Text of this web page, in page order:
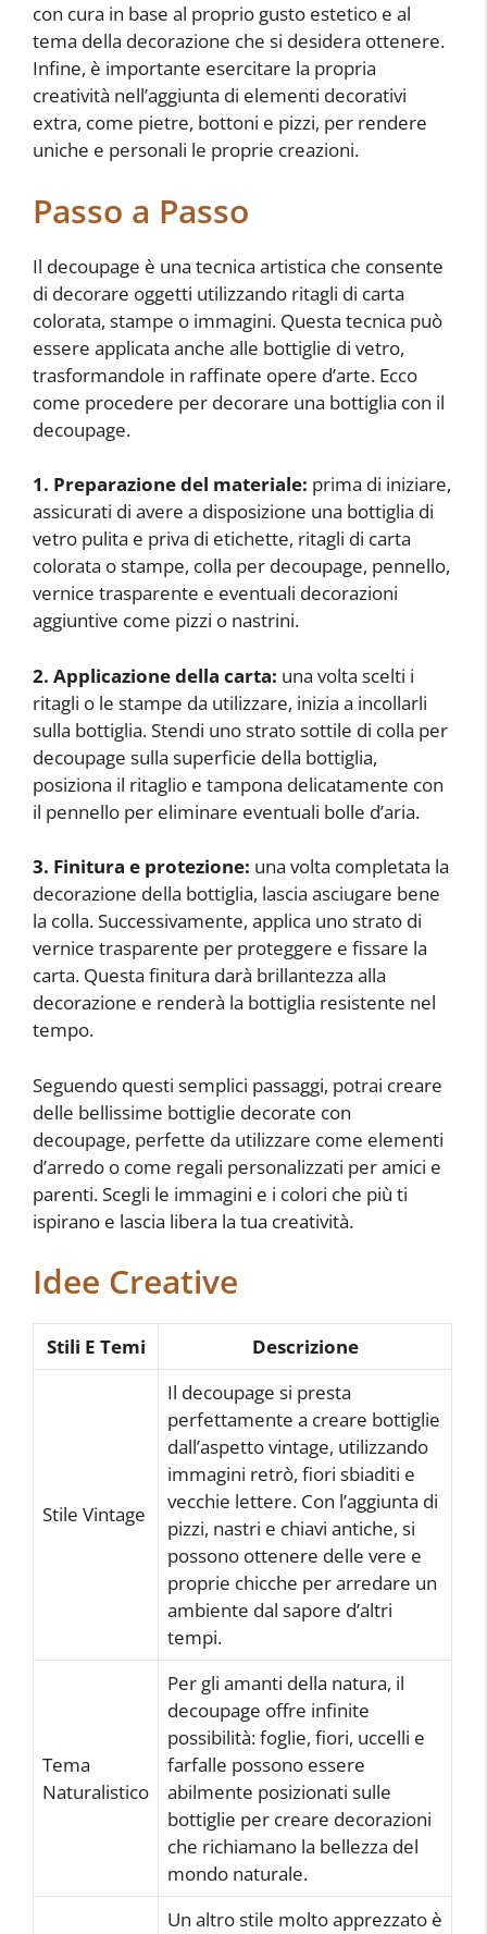
con cura in base al proprio gusto estetico e al
tema della decorazione che si desidera ottenere.
Infine, è importante esercitare la propria
creatività nell’aggiunta di elementi decorativi
extra, come pietre, bottoni e pizzi, per rendere
uniche e personali le proprie creazioni.
Passo a Passo
Il decoupage è una tecnica artistica che consente
di decorare oggetti utilizzando ritagli di carta
colorata, stampe o immagini. Questa tecnica può
essere applicata anche alle bottiglie di vetro,
trasformandole in raffinate opere d’arte. Ecco
come procedere per decorare una bottiglia con il
decoupage.
1. Preparazione del materiale: prima di iniziare,
assicurati di avere a disposizione una bottiglia di
vetro pulita e priva di etichette, ritagli di carta
colorata o stampe, colla per decoupage, pennello,
vernice trasparente e eventuali decorazioni
aggiuntive come pizzi o nastrini.
2. Applicazione della carta: una volta scelti i
ritagli o le stampe da utilizzare, inizia a incollarli
sulla bottiglia. Stendi uno strato sottile di colla per
decoupage sulla superficie della bottiglia,
posiziona il ritaglio e tampona delicatamente con
il pennello per eliminare eventuali bolle d’aria.
3. Finitura e protezione: una volta completata la
decorazione della bottiglia, lascia asciugare bene
la colla. Successivamente, applica uno strato di
vernice trasparente per proteggere e fissare la
carta. Questa finitura darà brillantezza alla
decorazione e renderà la bottiglia resistente nel
tempo.
Seguendo questi semplici passaggi, potrai creare
delle bellissime bottiglie decorate con
decoupage, perfette da utilizzare come elementi
d’arredo o come regali personalizzati per amici e
parenti. Scegli le immagini e i colori che più ti
ispirano e lascia libera la tua creatività.
Idee Creative
Stili E Temi Descrizione
Stile Vintage
Il decoupage si presta
perfettamente a creare bottiglie
dall’aspetto vintage, utilizzando
immagini retrò, fiori sbiaditi e
vecchie lettere. Con l’aggiunta di
pizzi, nastri e chiavi antiche, si
possono ottenere delle vere e
proprie chicche per arredare un
ambiente dal sapore d’altri
tempi.
Tema
Naturalistico
Per gli amanti della natura, il
decoupage offre infinite
possibilità: foglie, fiori, uccelli e
farfalle possono essere
abilmente posizionati sulle
bottiglie per creare decorazioni
che richiamano la bellezza del
mondo naturale.
Un altro stile molto apprezzato è